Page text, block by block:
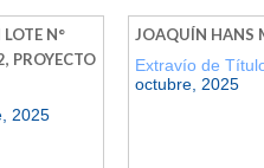
N°
PROYECTO
2025
JOAQUÍN HANS
Extravío de
octubre, 2025